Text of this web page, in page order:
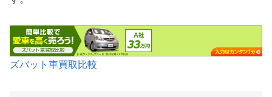
ズバット車買取比較